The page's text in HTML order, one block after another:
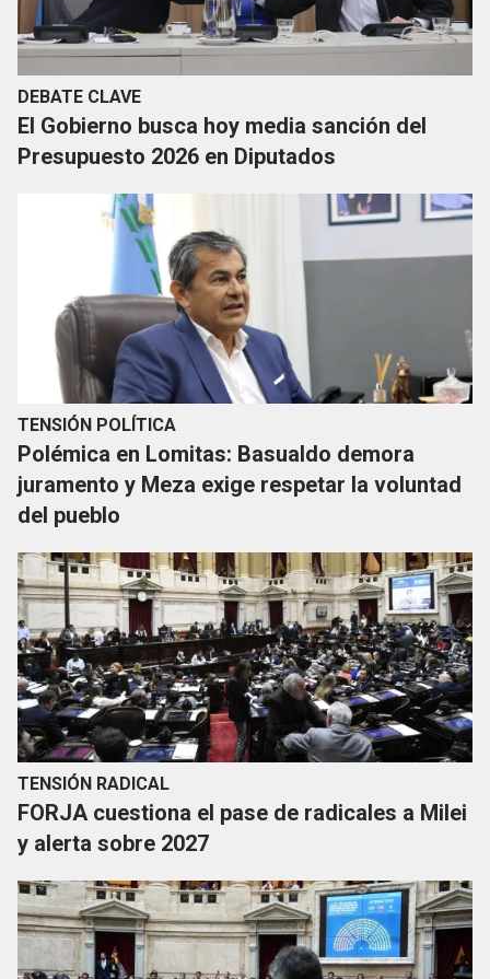
DEBATE CLAVE
El Gobierno busca hoy media sanción del
Presupuesto 2026 en Diputados
TENSIÓN POLÍTICA
Polémica en Lomitas: Basualdo demora
juramento y Meza exige respetar la voluntad
del pueblo
TENSIÓN RADICAL
FORJA cuestiona el pase de radicales a Milei
y alerta sobre 2027